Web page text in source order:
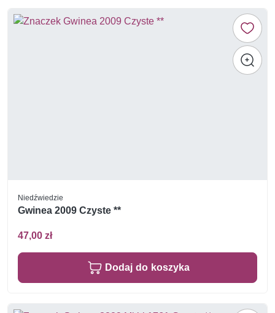
Niedźwiedzie
Gwinea 2009 Czyste **
47,00 zł
Dodaj do koszyka